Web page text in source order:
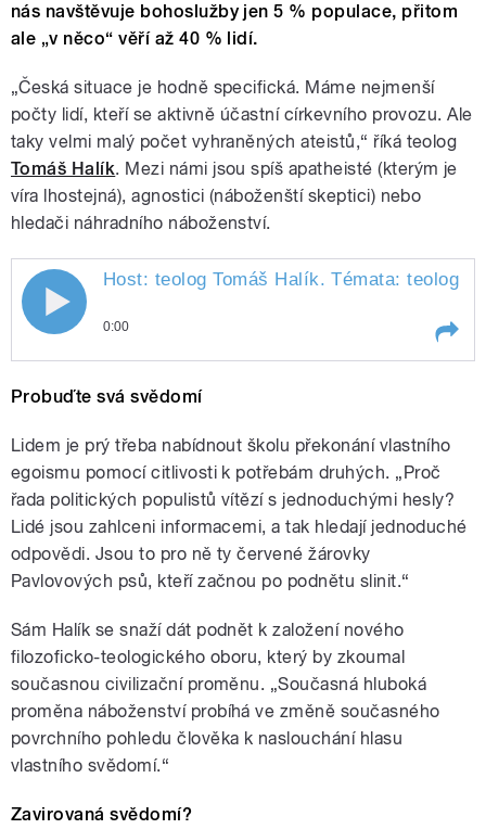
nás navštěvuje bohoslužby jen 5 % populace, přitom
ale „v něco“ věří až 40 % lidí.
„Česká situace je hodně specifická. Máme nejmenší
počty lidí, kteří se aktivně účastní církevního provozu. Ale
taky velmi malý počet vyhraněných ateistů,“ říká teolog
Tomáš Halík. Mezi námi jsou spíš apatheisté (kterým je
víra lhostejná), agnostici (náboženští skeptici) nebo
hledači náhradního náboženství.
pause
Host: teolog Tomáš Halík. Témata:
0:00
Témata: teologické setkání v
křesťanství, a to nejen u nás, ale
hlavně na světě, vznikne nový
sociologicko-teologický obor?
Moderuje Zita
Probuďte svá svědomí
Lidem je prý třeba nabídnout školu překonání vlastního
egoismu pomocí citlivosti k potřebám druhých. „Proč
řada politických populistů vítězí s jednoduchými hesly?
Lidé jsou zahlceni informacemi, a tak hledají jednoduché
odpovědi. Jsou to pro ně ty červené žárovky
Pavlovových psů, kteří začnou po podnětu slinit.“
Sám Halík se snaží dát podnět k založení nového
filozoficko-teologického oboru, který by zkoumal
současnou civilizační proměnu. „Současná hluboká
proměna náboženství probíhá ve změně současného
povrchního pohledu člověka k naslouchání hlasu
vlastního svědomí.“
Zavirovaná svědomí?